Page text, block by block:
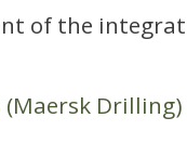
of the
(Maersk Drilling)